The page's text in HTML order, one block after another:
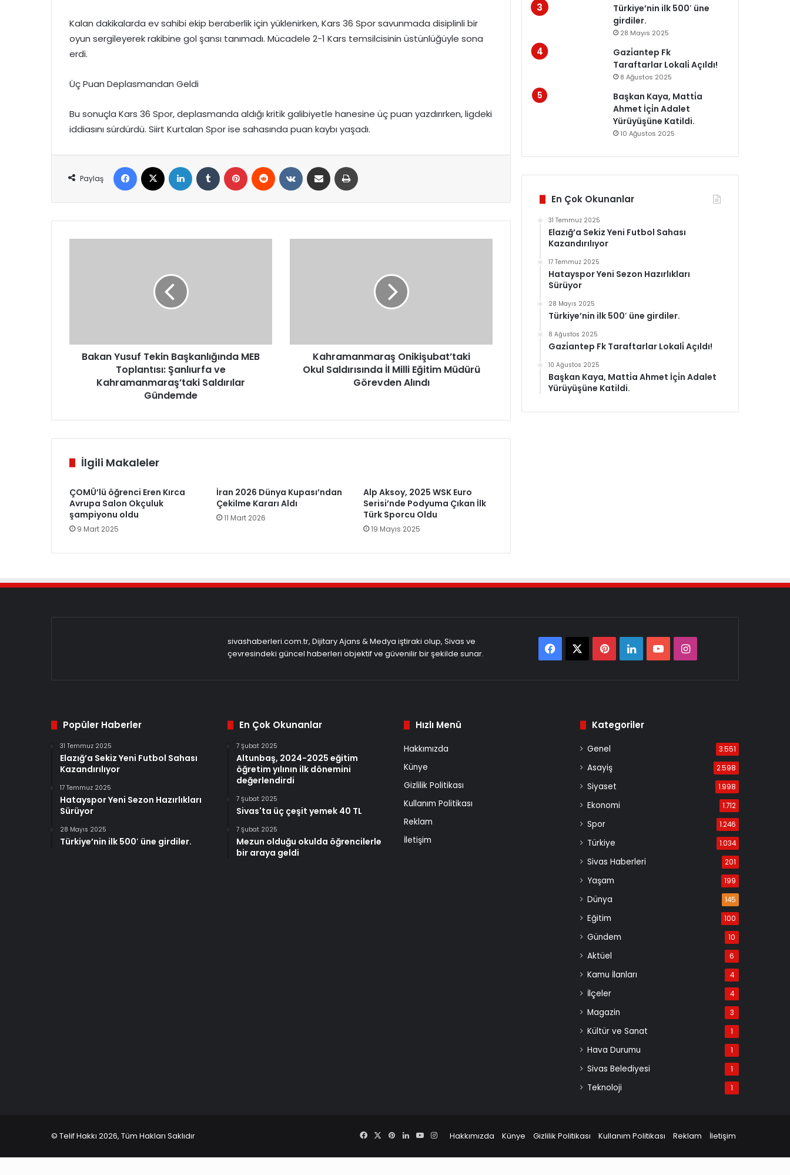
Kalan dakikalarda ev sahibi ekip beraberlik için yüklenirken, Kars 36 Spor savunmada disiplinli bir
oyun sergileyerek rakibine gol şansı tanımadı. Mücadele 2-1 Kars temsilcisinin üstünlüğüyle sona
erdi.
Üç Puan Deplasmandan Geldi
Bu sonuçla Kars 36 Spor, deplasmanda aldığı kritik galibiyetle hanesine üç puan yazdırırken, ligdeki
iddiasını sürdürdü. Siirt Kurtalan Spor ise sahasında puan kaybı yaşadı.
Paylaş
Facebook LinkedIn Tumblr Pinterest Reddit VKontakteE-Posta ile paylaş
Kahramanmaraş’taki
Saldırılar
Bakan Yusuf Tekin Başkanlığında MEB
Toplantısı: Şanlıurfa ve
Kahramanmaraş’taki Saldırılar
Gündemde
Görevden
Kahramanmaraş Onikişubat’taki
Okul Saldırısında İl Milli Eğitim Müdürü
Görevden Alındı
İlgili Makaleler
ÇOMÜ’lü öğrenci Eren Kırca
Avrupa Salon Okçuluk
şampiyonu oldu
9 Mart 2025
İran 2026 Dünya Kupası’ndan
Çekilme Kararı Aldı
11 Mart 2026
Alp Aksoy, 2025 WSK Euro
Serisi’nde Podyuma Çıkan İlk
Türk Sporcu Oldu
19 Mayıs 2025
Türkiye’nin ilk 500′ üne
girdiler.
28 Mayıs 2025
Gazi̇antep Fk
Taraftarlar Lokali̇ Açıldı!
8 Ağustos 2025
Başkan Kaya, Matti̇a
Ahmet İçi̇n Adalet
Yürüyüşüne Katildi.
10 Ağustos 2025
En Çok Okunanlar
31 Temmuz 2025
Elazığ’a Sekiz Yeni Futbol Sahası
Kazandırılıyor
17 Temmuz 2025
Hatayspor Yeni Sezon Hazırlıkları
Sürüyor
28 Mayıs 2025
Türkiye’nin ilk 500′ üne girdiler.
8 Ağustos 2025
Gazi̇antep Fk Taraftarlar Lokali̇ Açıldı!
10 Ağustos 2025
Başkan Kaya, Matti̇a Ahmet İçi̇n Adalet
Yürüyüşüne Katildi.
sivashaberleri.com.tr, Dijitary Ajans & Medya iştiraki olup, Sivas ve
çevresindeki güncel haberleri objektif ve güvenilir bir şekilde sunar.
FacebookPinterest
LinkedInYouTubeInstagram
Popüler Haberler
31 Temmuz 2025
Elazığ’a Sekiz Yeni Futbol Sahası
Kazandırılıyor
17 Temmuz 2025
Hatayspor Yeni Sezon Hazırlıkları
Sürüyor
28 Mayıs 2025
Türkiye’nin ilk 500′ üne girdiler.
En Çok Okunanlar
7 Şubat 2025
Altunbaş, 2024-2025 eğitim
öğretim yılının ilk dönemini
değerlendirdi
7 Şubat 2025
Sivas'ta üç çeşit yemek 40 TL
7 Şubat 2025
Mezun olduğu okulda öğrencilerle
bir araya geldi
Hızlı Menü
Hakkımızda
Künye
Gizlilik Politikası
Kullanım Politikası
Reklam
İletişim
Kategoriler
Genel 3.551
Asayiş 2.598
Siyaset 1.998
Ekonomi 1.712
Spor 1.246
Türkiye 1.034
Sivas Haberleri 201
Yaşam 199
Dünya 145
Eğitim 100
Gündem 10
Aktüel 6
Kamu İlanları 4
İlçeler 4
Magazin 3
Kültür ve Sanat 1
Hava Durumu 1
Sivas Belediyesi 1
Teknoloji 1
© Telif Hakkı 2026, Tüm Hakları Saklıdır Hakkımızda Künye Gizlilik Politikası Kullanım Politikası Reklam İletişim
Facebook
X PinterestLinkedInYouTube
Instagram